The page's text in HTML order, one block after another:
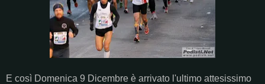
E così Domenica 9 Dicembre è arrivato l'ultimo attesissimo